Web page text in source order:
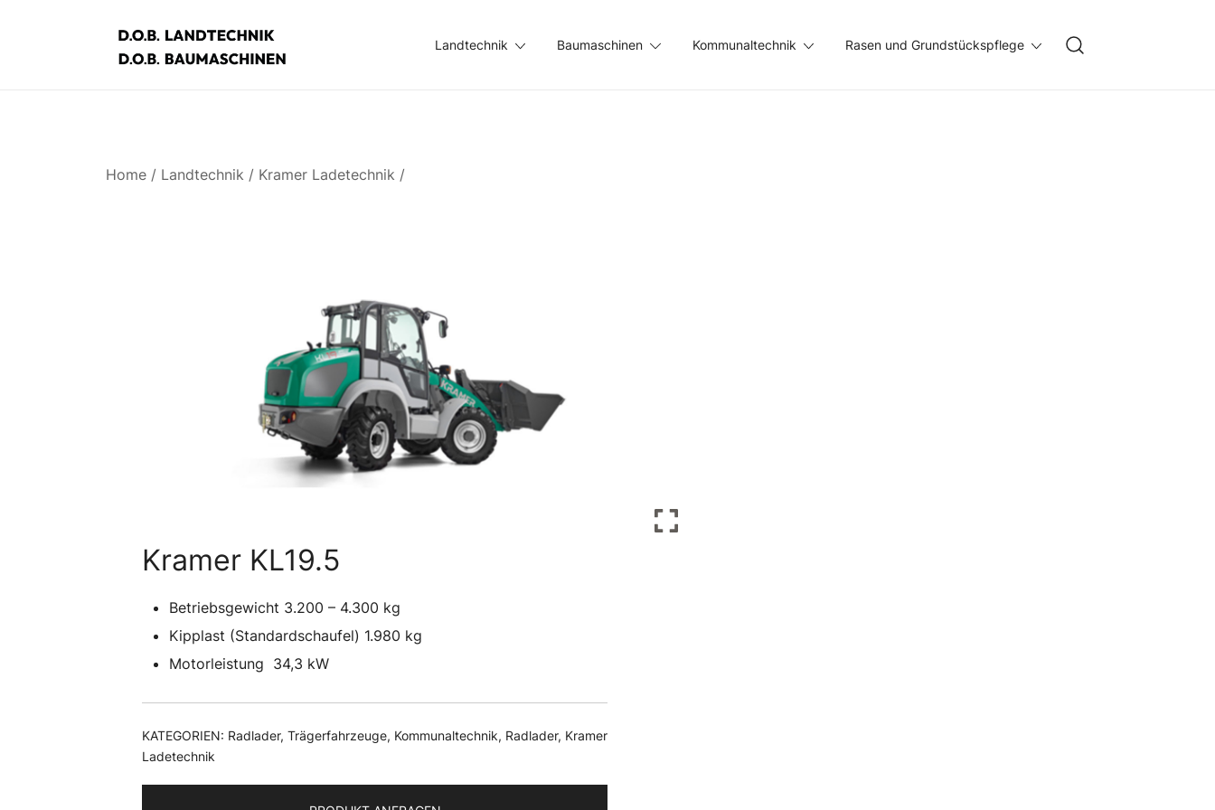
Landtechnik Baumaschinen Kommunaltechnik Rasen und Grundstückspflege
Home / Landtechnik / Kramer Ladetechnik /
Kramer KL19.5
Betriebsgewicht 3.200 – 4.300 kg
Kipplast (Standardschaufel) 1.980 kg
Motorleistung 34,3 kW
KATEGORIEN: Radlader, Trägerfahrzeuge, Kommunaltechnik, Radlader, Kramer
Ladetechnik